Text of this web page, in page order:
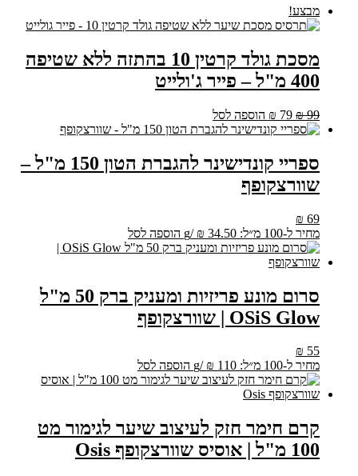
מבצע!
מסכת גולד קרטין 10 בהתזה ללא שטיפה
400 מ"ל – פייר ג'ולייט
₪99
המחיר
המקורי
₪ 99.
₪ 79
המחיר
הנוכחי
₪ 79.
הוספה לסל
ספריי קונדישינר להגברת הטון 150 מ"ל –
שוורצקופף
₪ 69
מחיר ל-100 מ״ל:
₪ 34.50
/
g הוספה לסל
סרום מונע פריזיות ומעניק ברק 50 מ"ל
OSiS Glow | שוורצקופף
₪ 55
מחיר ל-100 מ״ל:
₪ 110
/
g הוספה לסל
קרם חימר חזק לעיצוב שיער לגימור מט
100 מ"ל | אוסיס שוורצקופף Osis